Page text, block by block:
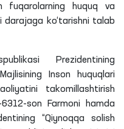
fuqarolarning huquq va
darajaga ko‘tarishni talab
Prezidentining
Inson huquqlari
takomillashtirish
6312-son Farmoni hamda
“Qiynoqqa solish